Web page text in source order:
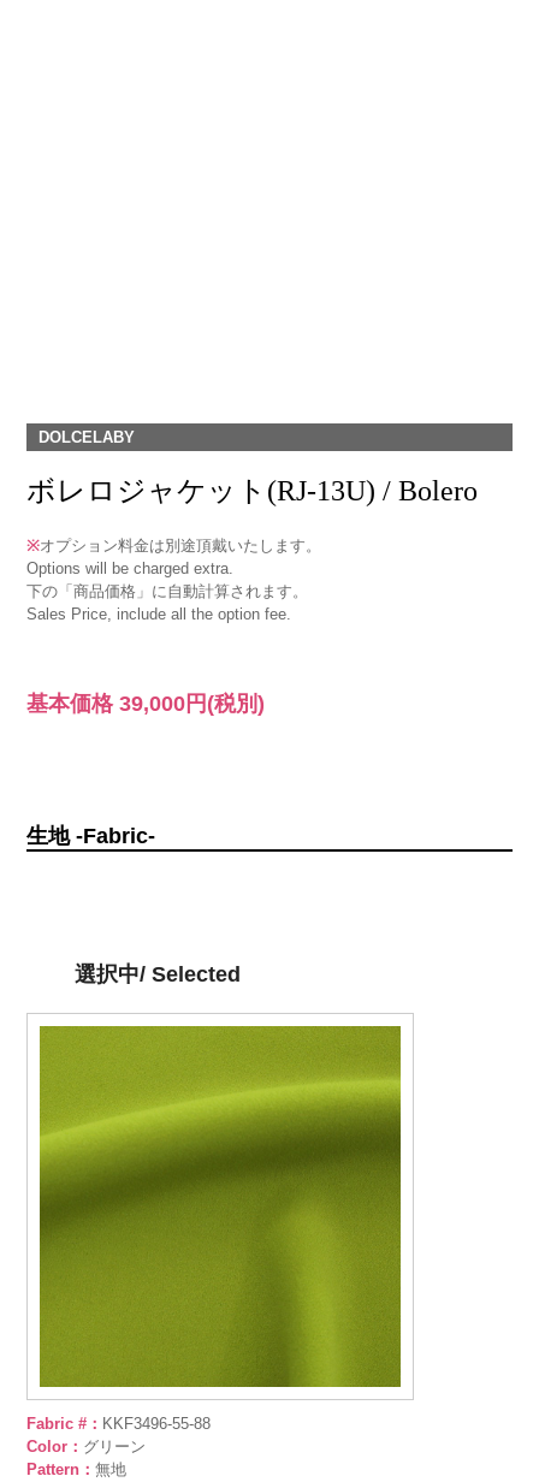
DOLCELABY
ボレロジャケット(RJ-13U) / Bolero
※オプション料金は別途頂戴いたします。
Options will be charged extra.
下の「商品価格」に自動計算されます。
Sales Price, include all the option fee.
基本価格39,000円 (税別)
生地 -Fabric-
選択中/ Selected
Fabric #： KKF3496-55-88
Color： グリーン
Pattern：無地